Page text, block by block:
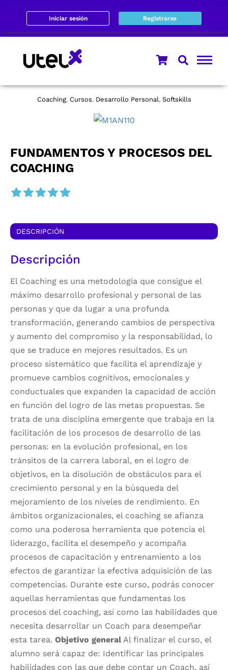
Iniciar sesión Registrarse
Coaching, Cursos, Desarrollo Personal, Softskills
FUNDAMENTOS Y PROCESOS DEL
COACHING
DESCRIPCIÓN
Descripción
El Coaching es una metodología que consigue el
máximo desarrollo profesional y personal de las
personas y que da lugar a una profunda
transformación, generando cambios de perspectiva
y aumento del compromiso y la responsabilidad, lo
que se traduce en mejores resultados. Es un
proceso sistemático que facilita el aprendizaje y
promueve cambios cognitivos, emocionales y
conductuales que expanden la capacidad de acción
en función del logro de las metas propuestas. Se
trata de una disciplina emergente que trabaja en la
facilitación de los procesos de desarrollo de las
personas: en la evolución profesional, en los
tránsitos de la carrera laboral, en el logro de
objetivos, en la disolución de obstáculos para el
crecimiento personal y en la búsqueda del
mejoramiento de los niveles de rendimiento. En
ámbitos organizacionales, el coaching se afianza
como una poderosa herramienta que potencia el
liderazgo, facilita el desempeño y acompaña
procesos de capacitación y entrenamiento a los
efectos de garantizar la efectiva adquisición de las
competencias. Durante este curso, podrás conocer
aquellas herramientas que fundamentas los
procesos del coaching, así como las habilidades que
necesita desarrollar un Coach para desempeñar
esta tarea. Objetivo general Al finalizar el curso, el
alumno será capaz de: Identificar las principales
habilidades con las que debe contar un Coach, así